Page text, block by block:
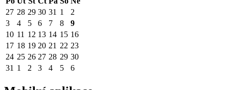
27 28 29 30 31 1
2
3
4 5 6 7 8
9
10 11 12 13 14 15 16
17 18 19 20 21 22 23
24 25 26 27 28 29 30
31 1 2 3 4 5 6